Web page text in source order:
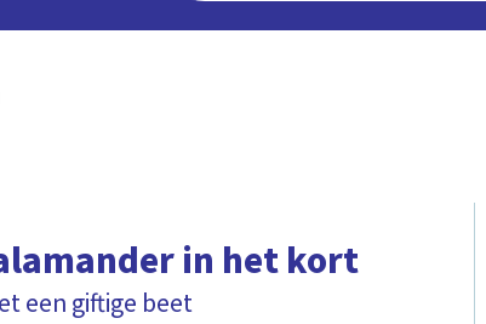
in het kort
een giftige beet